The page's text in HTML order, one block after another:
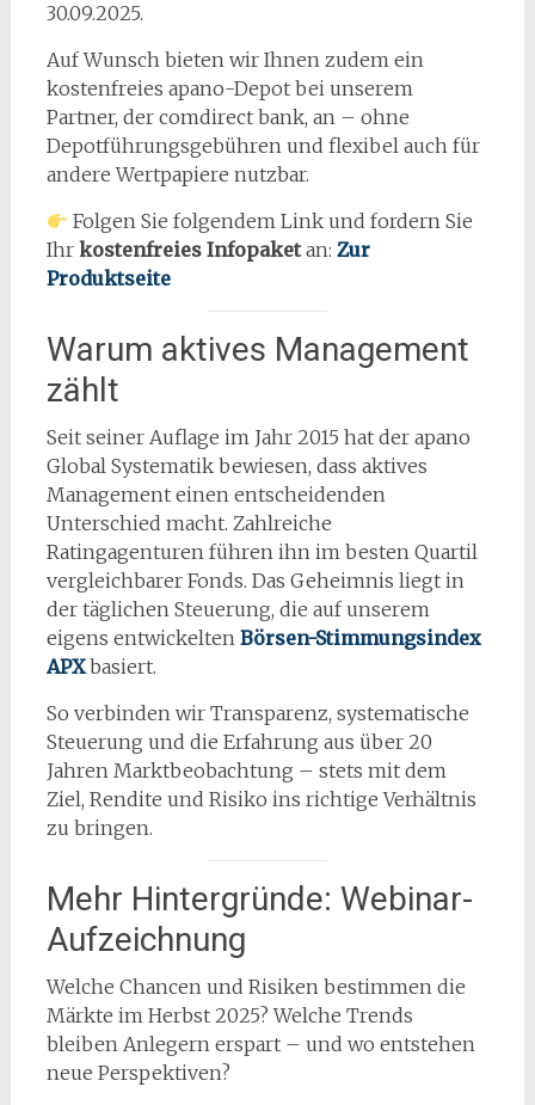
30.09.2025.
Auf Wunsch bieten wir Ihnen zudem ein
kostenfreies apano-Depot bei unserem
Partner, der comdirect bank, an – ohne
Depotführungsgebühren und flexibel auch für
andere Wertpapiere nutzbar.
Folgen Sie folgendem Link und fordern Sie
Ihr kostenfreies Infopaketan: Zur
Produktseite
Warum aktives Management
zählt
Seit seiner Auflage im Jahr 2015 hat der apano
Global Systematik bewiesen, dass aktives
Management einen entscheidenden
Unterschied macht. Zahlreiche
Ratingagenturen führen ihn im besten Quartil
vergleichbarer Fonds. Das Geheimnis liegt in
der täglichen Steuerung, die auf unserem
eigens entwickelten Börsen-Stimmungsindex
APXbasiert.
So verbinden wir Transparenz, systematische
Steuerung und die Erfahrung aus über 20
Jahren Marktbeobachtung – stets mit dem
Ziel, Rendite und Risiko ins richtige Verhältnis
zu bringen.
Mehr Hintergründe: Webinar-
Aufzeichnung
Welche Chancen und Risiken bestimmen die
Märkte im Herbst 2025? Welche Trends
bleiben Anlegern erspart – und wo entstehen
neue Perspektiven?